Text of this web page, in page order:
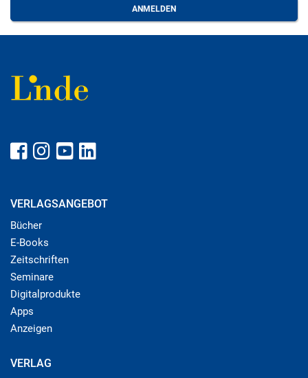
VERLAGSANGEBOT
Bücher
E-Books
Zeitschriften
Seminare
Digitalprodukte
Apps
Anzeigen
VERLAG